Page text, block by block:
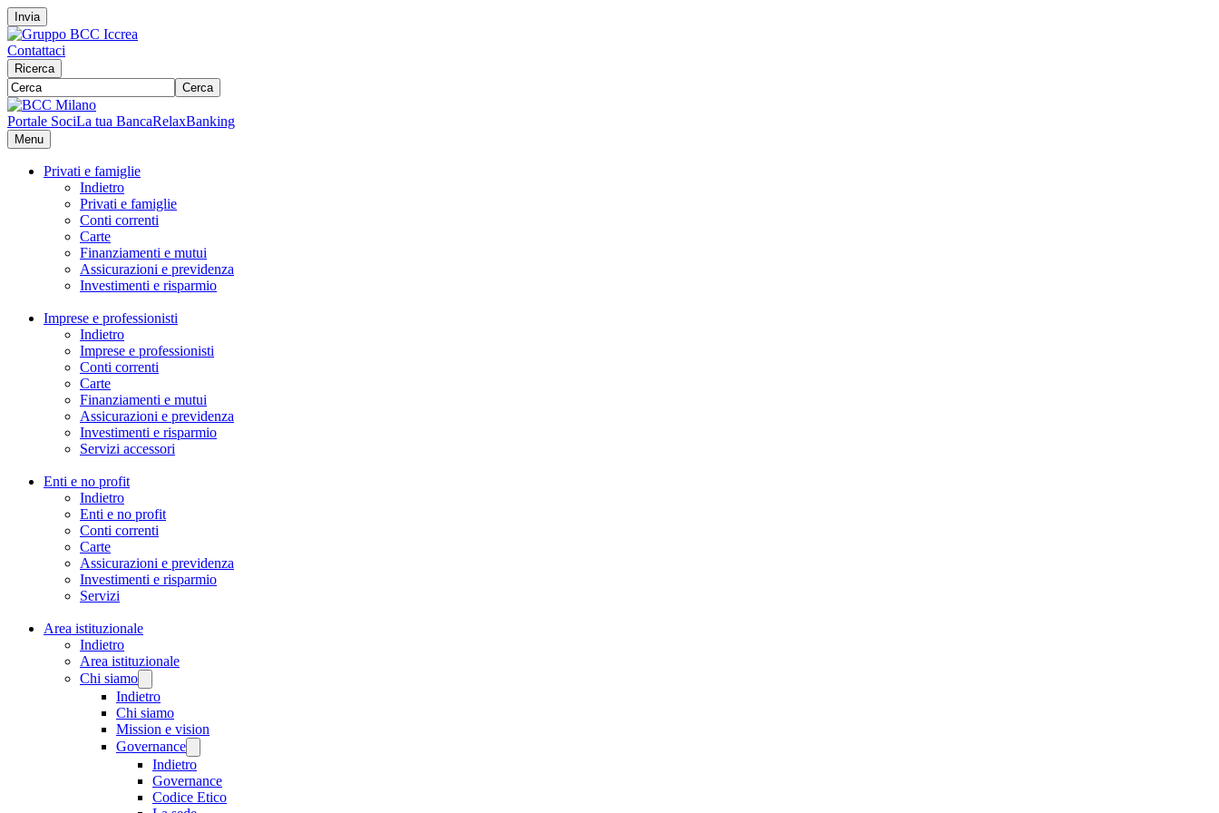
Invia
Contattaci
Ricerca
Cerca
Portale SociLa tua BancaRelaxBanking
Menu
Privati e famiglie
Indietro
Privati e famiglie
Conti correnti
Carte
Finanziamenti e mutui
Assicurazioni e previdenza
Investimenti e risparmio
Imprese e professionisti
Indietro
Imprese e professionisti
Conti correnti
Carte
Finanziamenti e mutui
Assicurazioni e previdenza
Investimenti e risparmio
Servizi accessori
Enti e no profit
Indietro
Enti e no profit
Conti correnti
Carte
Assicurazioni e previdenza
Investimenti e risparmio
Servizi
Area istituzionale
Indietro
Area istituzionale
Chi siamo
Indietro
Chi siamo
Mission e vision
Governance
Indietro
Governance
Codice Etico